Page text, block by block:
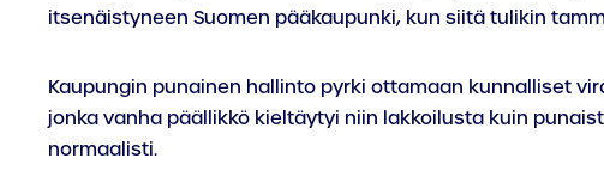
itsenäistyneen Suomen pääkaupunki, kun siitä tulikin
Kaupungin punainen hallinto pyrki ottamaan kunnalliset
jonka vanha päällikkö kieltäytyi niin lakkoilusta kuin
normaalisti.